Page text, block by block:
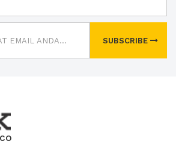
SUBSCRIBE